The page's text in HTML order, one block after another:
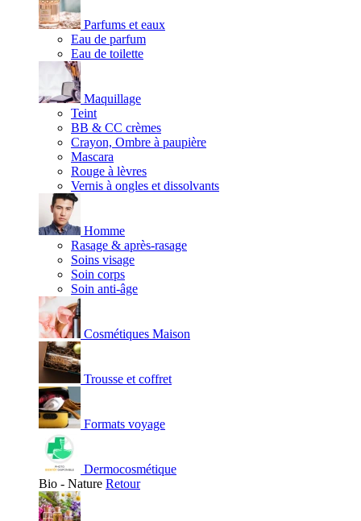
Parfums et eaux
Eau de parfum
Eau de toilette
Maquillage
Teint
BB & CC crèmes
Crayon, Ombre à paupière
Mascara
Rouge à lèvres
Vernis à ongles et dissolvants
Homme
Rasage & après-rasage
Soins visage
Soin corps
Soin anti-âge
Cosmétiques Maison
Trousse et coffret
Formats voyage
Dermocosmétique
Bio - Nature Retour